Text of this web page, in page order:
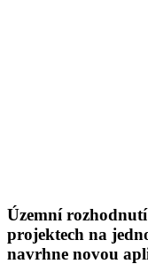
Územní
projektech na
navrhne novou